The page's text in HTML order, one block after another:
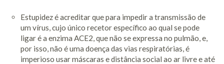
Estupidez é acreditar que para impedir a transmissão de
um vírus, cujo único recetor específico ao qual se pode
ligar é a enzima ACE2, que não se expressa no pulmão, e,
por isso, não é uma doença das vias respiratórias, é
imperioso usar máscaras e distância social ao ar livre e até